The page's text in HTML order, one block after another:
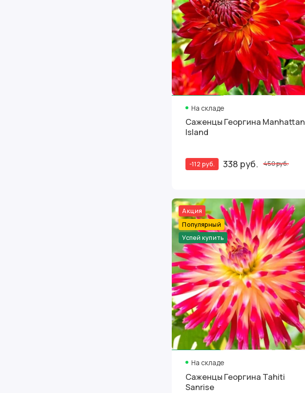
На складе
Саженцы Георгина Manhattan
Island
-112 руб. 338 руб. 450 руб.
Акция
Популярный
Успей купить
На складе
Саженцы Георгина Tahiti
Sanrise